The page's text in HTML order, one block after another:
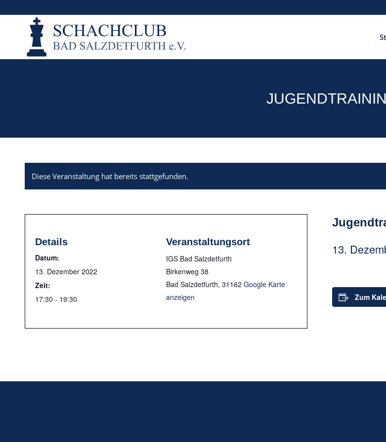
Diese Veranstaltung hat bereits stattgefunden.
13.
Zum
Details
Datum:
13. Dezember 2022
Zeit:
17:30 - 19:30
Veranstaltungsort
IGS Bad Salzdetfurth
Birkenweg 38
Bad Salzdetfurth, 31162 Google Karte
anzeigen